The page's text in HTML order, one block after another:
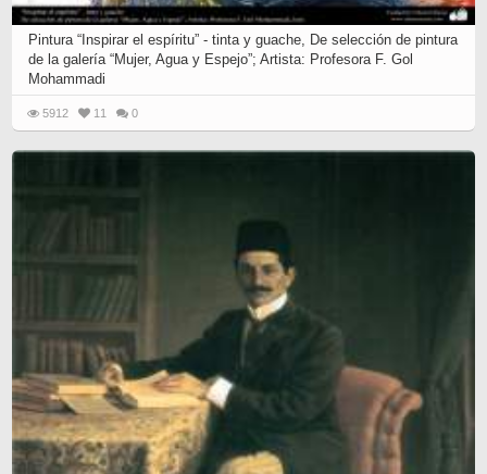
Pintura “Inspirar el espíritu” - tinta y guache, De selección de pintura
de la galería “Mujer, Agua y Espejo”; Artista: Profesora F. Gol
Mohammadi
5912 11 0